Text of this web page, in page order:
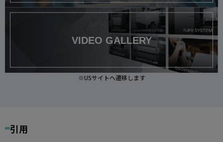
VIDEO GALLERY
※USサイトへ遷移します
引用